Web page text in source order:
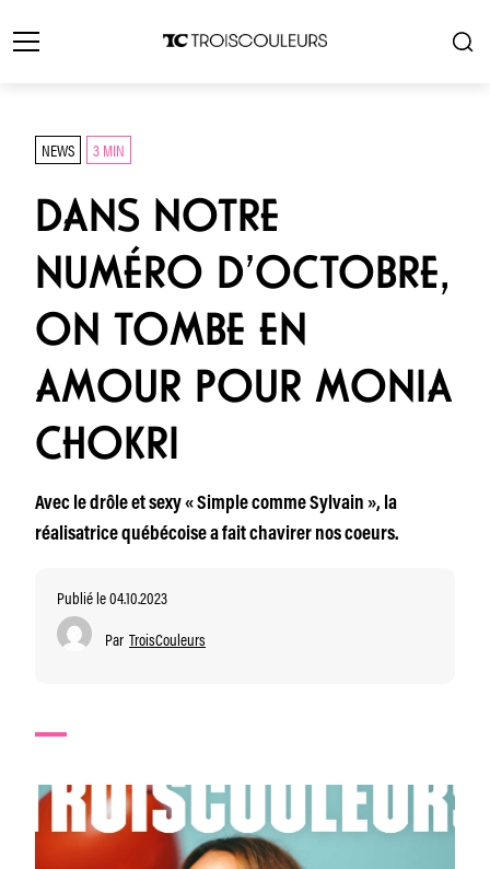
NEWS 3 MIN
DANS NOTRE
NUMÉRO D’OCTOBRE,
ON TOMBE EN
AMOUR POUR MONIA
CHOKRI
Avec le drôle et sexy « Simple comme Sylvain », la
réalisatrice québécoise a fait chavirer nos coeurs.
Publié le 04.10.2023
Par TroisCouleurs